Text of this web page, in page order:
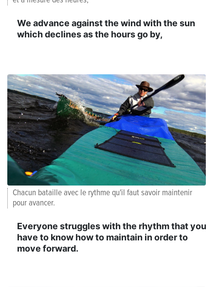
We advance against the wind with the sun
which declines as the hours go by,
Chacun bataille avec le rythme qu'il faut savoir maintenir
pour avancer.
Everyone struggles with the rhythm that you
have to know how to maintain in order to
move forward.